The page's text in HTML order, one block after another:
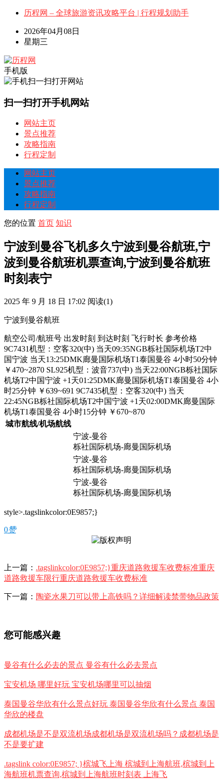
历程网 – 全球旅游资讯攻略平台 | 行程规划助手
2026年04月08日
星期三
手机版
扫一扫打开手机网站
网站主页
景点推荐
攻略指南
行程定制
网站主页
景点推荐
攻略指南
行程定制
您的位置 首页 知识
宁波到曼谷飞机多久宁波到曼谷航班,宁
波到曼谷航班机票查询,宁波到曼谷航班
时刻表宁
2025 年 9 月 18 日 17:02 阅读(1)
宁波到曼谷航班
航空公司/航班号 出发时刻 到达时刻 飞行时长 参考价格
9C7431机型：空客320(中) 当天09:35NGB栎社国际机场T2中
国宁波 当天13:25DMK廊曼国际机场T1泰国曼谷 4小时50分钟
￥470~2870 SL925机型：波音737(中) 当天22:00NGB栎社国际
机场T2中国宁波 +1天01:25DMK廊曼国际机场T1泰国曼谷 4小
时25分钟 ￥639~691 9C7435机型：空客320(中) 当天
22:45NGB栎社国际机场T2中国宁波 +1天02:00DMK廊曼国际
机场T1泰国曼谷 4小时15分钟 ￥670~870
城市航线/机场航线
宁波-曼谷
栎社国际机场-廊曼国际机场
宁波-曼谷
栎社国际机场-廊曼国际机场
宁波-曼谷
栎社国际机场-廊曼国际机场
style>.tagslinkcolor:0E9857;}
0赞
上一篇： .tagslinkcolor:0E9857;}重庆道路救援车收费标准重庆
道路救援车限行重庆道路救援车收费标准
下一篇： 陶瓷水果刀可以带上高铁吗？详细解读禁带物品政策
您可能感兴趣
曼谷有什么必去的景点 曼谷有什么必去景点
宝安机场 哪里好玩 宝安机场哪里可以抽烟
泰国曼谷华欣有什么景点好玩 泰国曼谷华欣有什么景点 泰国
华欣的楼盘
成都机场是不是双流机场成都机场是双流机场吗？成都机场是
不是要扩建
.tagslink color:0E9857; }槟城飞上海 槟城到上海航班,槟城到上
海航班机票查询,槟城到上海航班时刻表 上海飞